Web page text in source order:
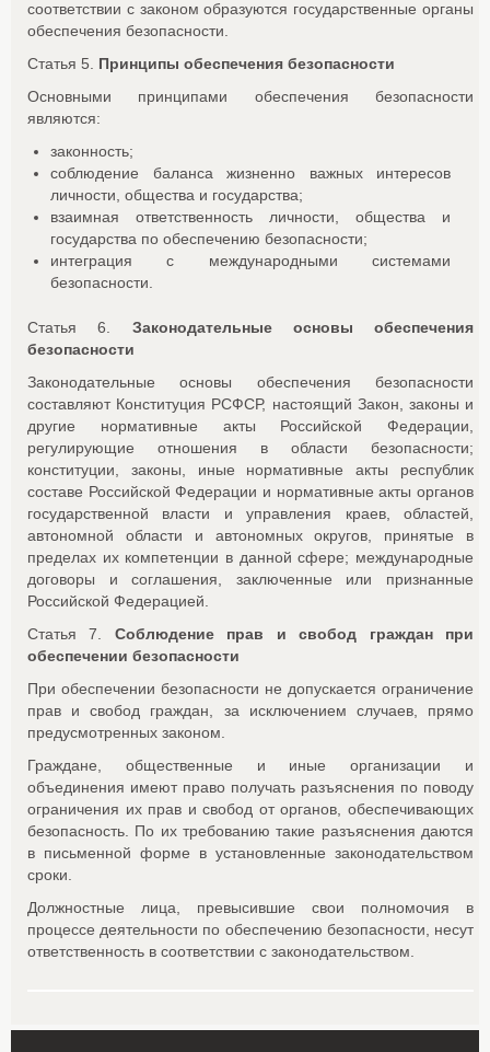
соответствии с законом образуются государственные органы
обеспечения безопасности.
Статья 5. Принципы обеспечения безопасности
Основными принципами обеспечения безопасности
являются:
законность;
соблюдение баланса жизненно важных интересов
личности, общества и государства;
взаимная ответственность личности, общества и
государства по обеспечению безопасности;
интеграция с международными системами
безопасности.
Статья 6. Законодательные основы обеспечения
безопасности
Законодательные основы обеспечения безопасности
составляют Конституция РСФСР, настоящий Закон, законы и
другие нормативные акты Российской Федерации,
регулирующие отношения в области безопасности;
конституции, законы, иные нормативные акты республик
составе Российской Федерации и нормативные акты органов
государственной власти и управления краев, областей,
автономной области и автономных округов, принятые в
пределах их компетенции в данной сфере; международные
договоры и соглашения, заключенные или признанные
Российской Федерацией.
Статья 7. Соблюдение прав и свобод граждан при
обеспечении безопасности
При обеспечении безопасности не допускается ограничение
прав и свобод граждан, за исключением случаев, прямо
предусмотренных законом.
Граждане, общественные и иные организации и
объединения имеют право получать разъяснения по поводу
ограничения их прав и свобод от органов, обеспечивающих
безопасность. По их требованию такие разъяснения даются
в письменной форме в установленные законодательством
сроки.
Должностные лица, превысившие свои полномочия в
процессе деятельности по обеспечению безопасности, несут
ответственность в соответствии с законодательством.